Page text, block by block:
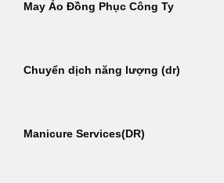
May Áo Đồng Phục Công Ty
Chuyển dịch năng lượng (dr)
Manicure Services(DR)